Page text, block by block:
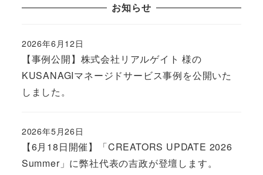
お知らせ
【事例公開】株式会社リアルゲイト 様の
KUSANAGIマネージドサービス事例を公開いた
しました。
Published
2026年6月12日
【6月18日開催】「CREATORS UPDATE 2026
Summer」に弊社代表の吉政が登壇します。
Published
2026年5月26日